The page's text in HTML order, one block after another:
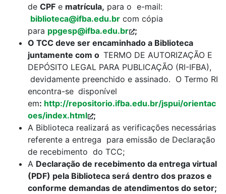
de CPF e matrícula, para o e-mail:
biblioteca@ifba.edu.br com cópia
para ppgesp@ifba.edu.br ;
O TCC deve ser encaminhado a Biblioteca
juntamente com o TERMO DE AUTORIZAÇÃO E
DEPÓSITO LEGAL PARA PUBLICAÇÃO (RI-IFBA),
devidamente preenchido e assinado. O Termo RI
encontra-se disponível
em: http://repositorio.ifba.edu.br/jspui/orientac
oes/index.html ;
A Biblioteca realizará as verificações necessárias
referente a entrega para emissão de Declaração
de recebimento do TCC;
A Declaração de recebimento da entrega virtual
(PDF) pela Biblioteca será dentro dos prazos e
conforme demandas de atendimentos do setor;